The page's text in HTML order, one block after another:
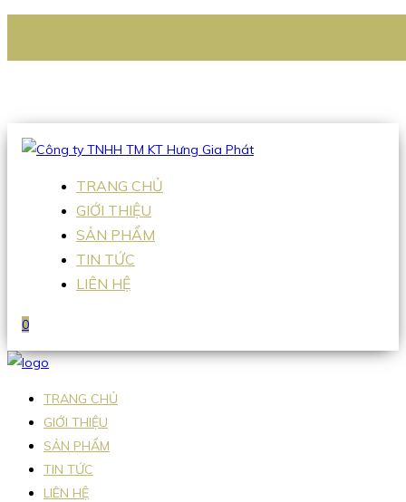
Hotline:0938 336 079
TRANG CHỦ
GIỚI THIỆU
SẢN PHẨM
TIN TỨC
LIÊN HỆ
0
TRANG CHỦ
GIỚI THIỆU
SẢN PHẨM
TIN TỨC
LIÊN HỆ